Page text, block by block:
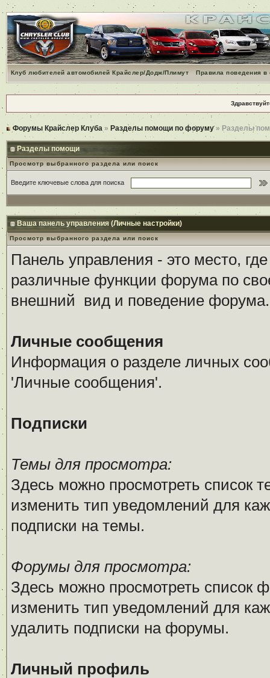
Клуб любителей автомобилей Крайслер/Додж/Плимут Правила поведения
Форумы Крайслер Клуба » Разделы помощи по форуму» Разделы
Разделы помощи
Просмотр выбранного раздела или поиск
Введите ключевые слова для поиска
Ваша панель управления (Личные настройки)
Просмотр выбранного раздела или поиск
Панель управления - это место,
различные функции форума по
внешний вид и поведение форума.
Личные сообщения
Информация о разделе личных
'Личные сообщения'.
Подписки
Темы для просмотра:
Здесь можно просмотреть список
изменить тип уведомлений для
подписки на темы.
Форумы для просмотра:
Здесь можно просмотреть список
изменить тип уведомлений для
удалить подписки на форумы.
Личный профиль